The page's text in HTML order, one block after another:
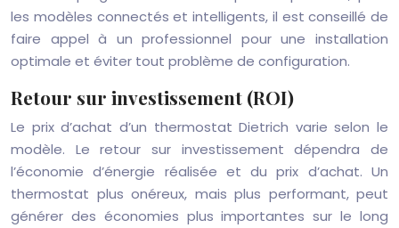
les modèles connectés et intelligents, il est conseillé de
faire appel à un professionnel pour une installation
optimale et éviter tout problème de configuration.
Retour sur investissement (ROI)
Le prix d’achat d’un thermostat Dietrich varie selon le
modèle. Le retour sur investissement dépendra de
l’économie d’énergie réalisée et du prix d’achat. Un
thermostat plus onéreux, mais plus performant, peut
générer des économies plus importantes sur le long